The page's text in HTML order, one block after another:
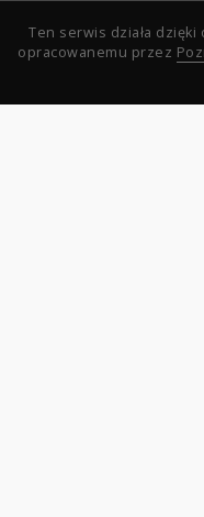
Ten serwis działa
opracowanemu przez